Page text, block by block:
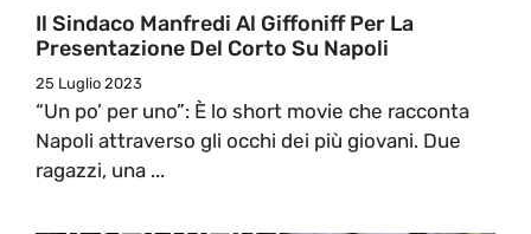
Il Sindaco Manfredi Al Giffoniff Per La
Presentazione Del Corto Su Napoli
25 Luglio 2023
“Un po’ per uno”: È lo short movie che racconta
Napoli attraverso gli occhi dei più giovani. Due
ragazzi, una ...